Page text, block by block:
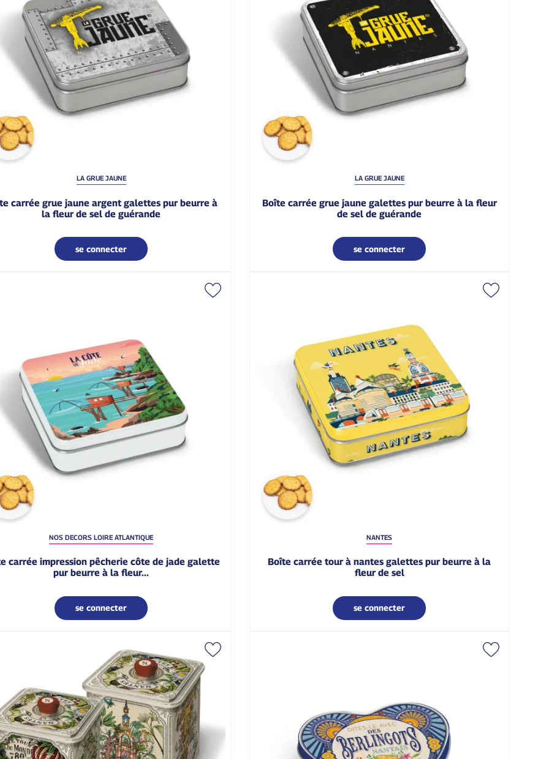
LA GRUE JAUNE
la fleur de sel de guérande
se connecter
LA GRUE JAUNE
boîte carrée grue jaune galettes pur beurre à la fleur
de sel de guérande
se connecter
NOS DECORS LOIRE ATLANTIQUE
pur beurre à la fleur...
se connecter
NANTES
boîte carrée tour à nantes galettes pur beurre à la
fleur de sel
se connecter